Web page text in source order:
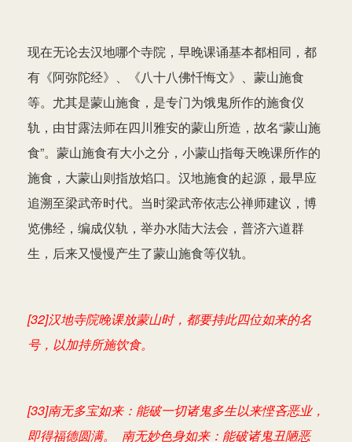
现在无论去汉地哪个寺院，早晚课诵基本都相同，都
有《阿弥陀经》、《八十八佛忏悔文》、蒙山施食
等。尤其是蒙山施食，是专门为饿鬼所作的施食仪
轨，由甘露法师在四川雅安的蒙山所造，故名“蒙山施
食”。蒙山施食有大小之分，小蒙山指每天晚课所作的
施食，大蒙山则指放焰口。汉地施食的起源，最早应
追溯至梁武帝时代。当时梁武帝依志公禅师建议，博
览佛经，编成仪轨，举办水陆大法会，普济六道群
生，后来又慢慢产生了蒙山施食等仪轨。
[32]汉地寺院晚课放蒙山时，都要持此四位如来的名
号，以加持所施饮食。
[33]南无多宝如来：能破一切诸鬼多生以来悭吝恶业，
即得福德圆满。 南无妙色身如来：能破诸鬼丑陋恶